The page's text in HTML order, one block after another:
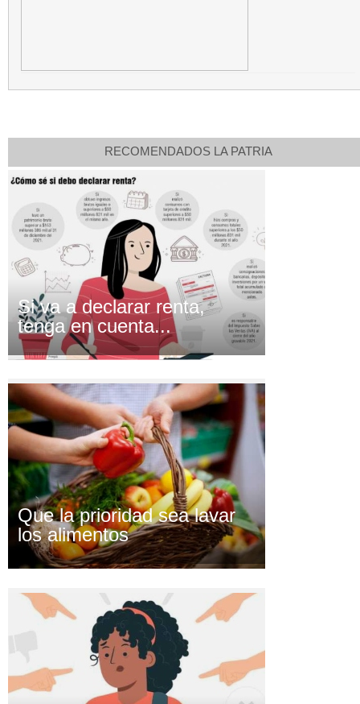
RECOMENDADOS LA PATRIA
Si va a declarar renta,
tenga en cuenta...
Que la prioridad sea lavar
los alimentos